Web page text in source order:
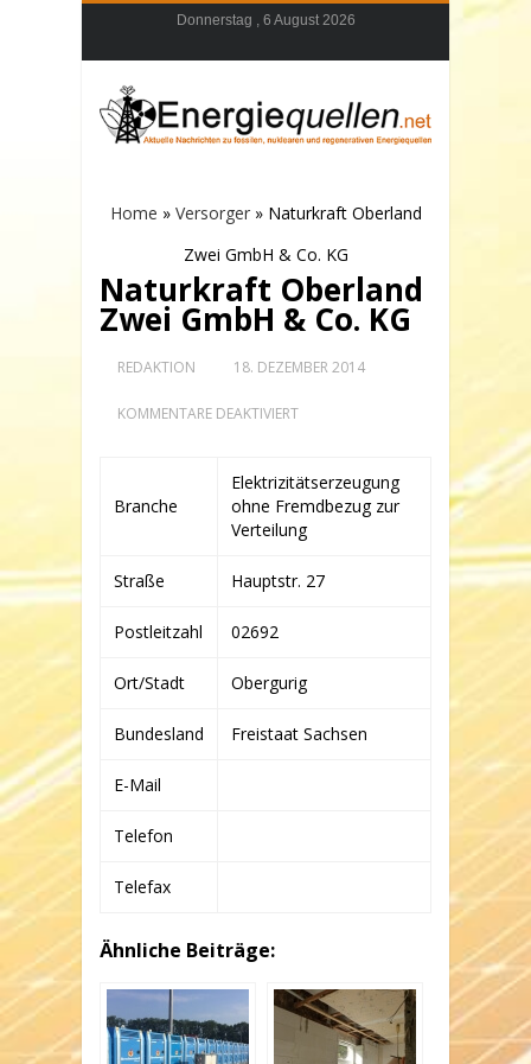
Donnerstag , 6 August 2026
Home » Versorger» Naturkraft Oberland
Zwei GmbH & Co. KG
Naturkraft Oberland
Zwei GmbH & Co. KG
REDAKTION 18. DEZEMBER 2014
KOMMENTARE DEAKTIVIERTFÜR
GMBH
&
CO.
KG
Branche
Elektrizitätserzeugung
ohne Fremdbezug zur
Verteilung
Straße Hauptstr. 27
Postleitzahl 02692
Ort/Stadt Obergurig
Bundesland Freistaat Sachsen
E-Mail
Telefon
Telefax
Ähnliche Beiträge: